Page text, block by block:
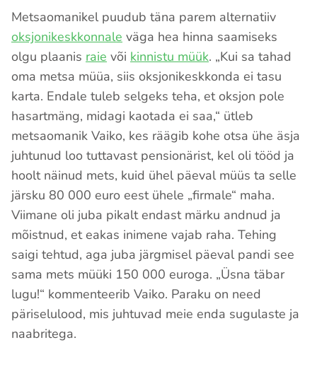
Metsaomanikel puudub täna parem alternatiiv
oksjonikeskkonnale väga hea hinna saamiseks
olgu plaanis raie või kinnistu müük. „Kui sa tahad
oma metsa müüa, siis oksjonikeskkonda ei tasu
karta. Endale tuleb selgeks teha, et oksjon pole
hasartmäng, midagi kaotada ei saa,“ ütleb
metsaomanik Vaiko, kes räägib kohe otsa ühe äsja
juhtunud loo tuttavast pensionärist, kel oli tööd ja
hoolt näinud mets, kuid ühel päeval müüs ta selle
järsku 80 000 euro eest ühele „firmale“ maha.
Viimane oli juba pikalt endast märku andnud ja
mõistnud, et eakas inimene vajab raha. Tehing
saigi tehtud, aga juba järgmisel päeval pandi see
sama mets müüki 150 000 euroga. „Üsna täbar
lugu!“ kommenteerib Vaiko. Paraku on need
päriselulood, mis juhtuvad meie enda sugulaste ja
naabritega.